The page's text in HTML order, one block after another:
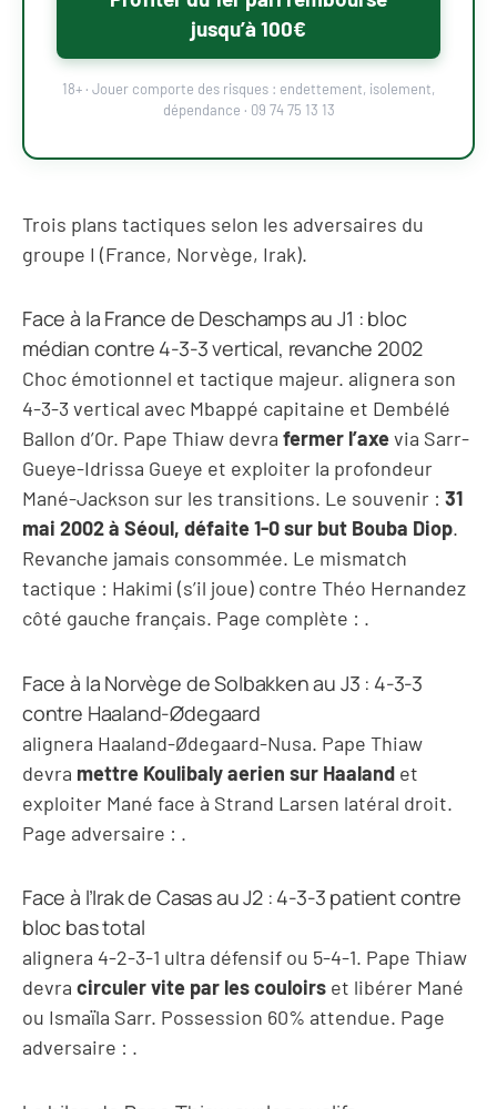
jusqu’à 100€
18+ · Jouer comporte des risques : endettement, isolement,
dépendance · 09 74 75 13 13
Trois plans tactiques selon les adversaires du
groupe I (France, Norvège, Irak).
Face à la France de Deschamps au J1 : bloc
médian contre 4-3-3 vertical, revanche 2002
Choc émotionnel et tactique majeur. alignera son
4-3-3 vertical avec Mbappé capitaine et Dembélé
Ballon d’Or. Pape Thiaw devra fermer l’axevia Sarr-
Gueye-Idrissa Gueye et exploiter la profondeur
Mané-Jackson sur les transitions. Le souvenir : 31
mai 2002 à Séoul, défaite 1-0 sur but Bouba Diop.
Revanche jamais consommée. Le mismatch
tactique : Hakimi (s’il joue) contre Théo Hernandez
côté gauche français. Page complète : .
Face à la Norvège de Solbakken au J3 : 4-3-3
contre Haaland-Ødegaard
alignera Haaland-Ødegaard-Nusa. Pape Thiaw
devra mettre Koulibaly aerien sur Haaland et
exploiter Mané face à Strand Larsen latéral droit.
Page adversaire : .
Face à l’Irak de Casas au J2 : 4-3-3 patient contre
bloc bas total
alignera 4-2-3-1 ultra défensif ou 5-4-1. Pape Thiaw
devra circuler vite par les couloirs et libérer Mané
ou Ismaïla Sarr. Possession 60% attendue. Page
adversaire : .